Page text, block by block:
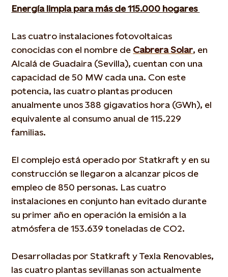
Energía limpia para más de 115.000 hogares
Las cuatro instalaciones fotovoltaicas
conocidas con el nombre de Cabrera Solar, en
Alcalá de Guadaira (Sevilla), cuentan con una
capacidad de 50 MW cada una. Con este
potencia, las cuatro plantas producen
anualmente unos 388 gigavatios hora (GWh), el
equivalente al consumo anual de 115.229
familias.
El complejo está operado por Statkraft y en su
construcción se llegaron a alcanzar picos de
empleo de 850 personas. Las cuatro
instalaciones en conjunto han evitado durante
su primer año en operación la emisión a la
atmósfera de 153.639 toneladas de CO2.
Desarrolladas por Statkraft y Texla Renovables,
las cuatro plantas sevillanas son actualmente